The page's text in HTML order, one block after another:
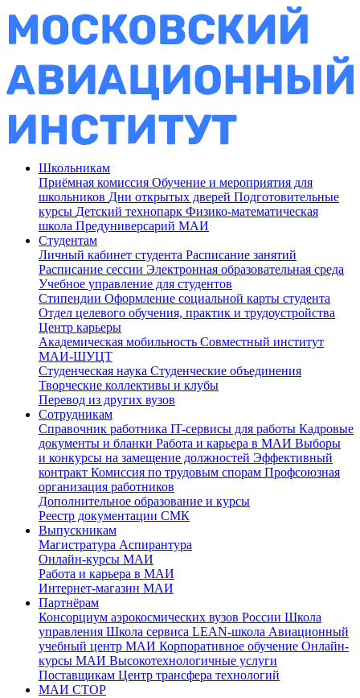
Школьникам
Приёмная комиссия Обучение и мероприятия для
школьников Дни открытых дверей Подготовительные
курсы Детский технопарк Физико-математическая
школа Предуниверсарий МАИ
Студентам
Личный кабинет студента Расписание занятий
Расписание сессии Электронная образовательная среда
Учебное управление для студентов
Стипендии Оформление социальной карты студента
Отдел целевого обучения, практик и трудоустройства
Центр карьеры
Академическая мобильность Совместный институт
МАИ-ШУЦТ
Студенческая наука Студенческие объединения
Творческие коллективы и клубы
Перевод из других вузов
Сотрудникам
Cправочник работника IT-сервисы для работы Кадровые
документы и бланки Работа и карьера в МАИ Выборы
и конкурсы на замещение должностей Эффективный
контракт Комиссия по трудовым спорам Профсоюзная
организация работников
Дополнительное образование и курсы
Реестр документации СМК
Выпускникам
Магистратура Аспирантура
Онлайн-курсы МАИ
Работа и карьера в МАИ
Интернет-магазин МАИ
Партнёрам
Консорциум аэрокосмических вузов России Школа
управления Школа сервиса LEAN-школа Авиационный
учебный центр МАИ Корпоративное обучение Онлайн-
курсы МАИ Высокотехнологичные услуги
Поставщикам Центр трансфера технологий
МАИ СТОР